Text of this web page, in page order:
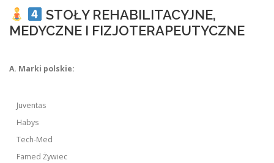
STOŁY REHABILITACYJNE,
MEDYCZNE I FIZJOTERAPEUTYCZNE
A. Marki polskie:
Juventas
Habys
Tech-Med
Famed Żywiec